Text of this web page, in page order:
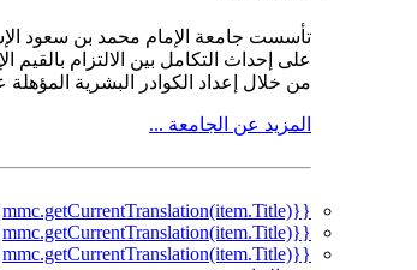
على إحداث التكامل بين الالتزام
من خلال إعداد الكوادر البشرية
المزيد عن الجامعة ...
{{mmc.getCurrentTranslation(item.Title)}}
{{mmc.getCurrentTranslation(item.Title)}}
{{mmc.getCurrentTranslation(item.Title)}}